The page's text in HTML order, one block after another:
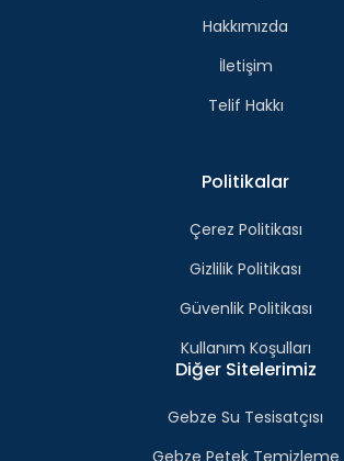
Hakkımızda
İletişim
Telif Hakkı
Politikalar
Çerez Politikası
Gizlilik Politikası
Güvenlik Politikası
Kullanım Koşulları
Diğer Sitelerimiz
Gebze Su Tesisatçısı